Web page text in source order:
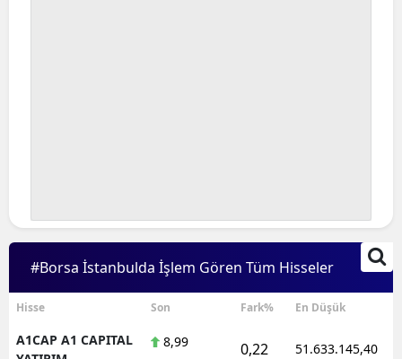
#Borsa İstanbulda İşlem Gören Tüm Hisseler
Hisse Son Fark% En Düşük
A1CAP A1 CAPITAL
8,99 0,22 51.633.145,40